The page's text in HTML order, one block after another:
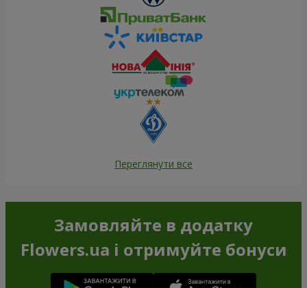
Переглянути все
Замовляйте в додатку
Flowers.ua і отримуйте бонуси